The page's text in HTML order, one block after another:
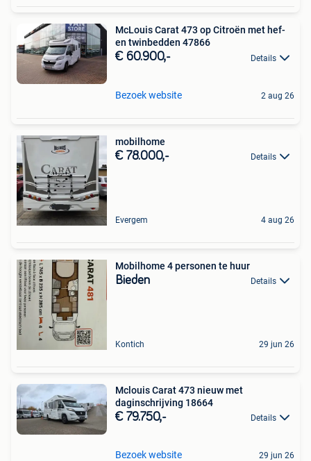
McLouis Carat 473 op Citroën met hef-
en twinbedden 47866
€ 60.900,- Details
Bezoek website 2 aug 26
mobilhome
€ 78.000,- Details
Evergem 4 aug 26
Mobilhome 4 personen te huur
Bieden Details
Kontich 29 jun 26
Mclouis Carat 473 nieuw met
daginschrijving 18664
€ 79.750,- Details
Bezoek website 29 jun 26